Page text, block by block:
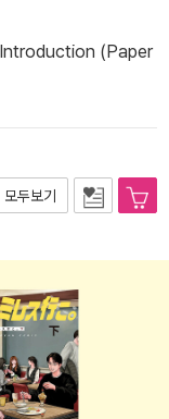
(Paper
모두보기